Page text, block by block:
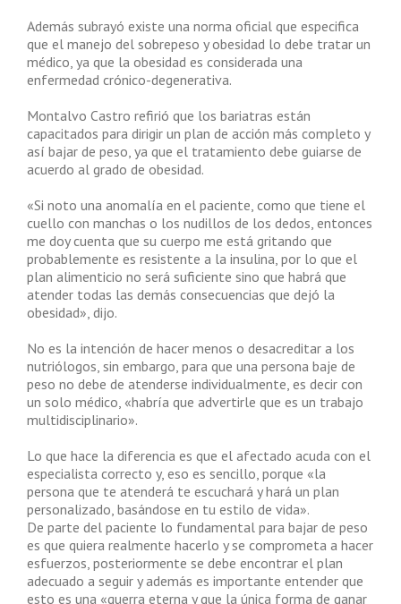
Además subrayó existe una norma oficial que especifica
que el manejo del sobrepeso y obesidad lo debe tratar un
médico, ya que la obesidad es considerada una
enfermedad crónico-degenerativa.
Montalvo Castro refirió que los bariatras están
capacitados para dirigir un plan de acción más completo y
así bajar de peso, ya que el tratamiento debe guiarse de
acuerdo al grado de obesidad.
«Si noto una anomalía en el paciente, como que tiene el
cuello con manchas o los nudillos de los dedos, entonces
me doy cuenta que su cuerpo me está gritando que
probablemente es resistente a la insulina, por lo que el
plan alimenticio no será suficiente sino que habrá que
atender todas las demás consecuencias que dejó la
obesidad», dijo.
No es la intención de hacer menos o desacreditar a los
nutriólogos, sin embargo, para que una persona baje de
peso no debe de atenderse individualmente, es decir con
un solo médico, «habría que advertirle que es un trabajo
multidisciplinario».
Lo que hace la diferencia es que el afectado acuda con el
especialista correcto y, eso es sencillo, porque «la
persona que te atenderá te escuchará y hará un plan
personalizado, basándose en tu estilo de vida».
De parte del paciente lo fundamental para bajar de peso
es que quiera realmente hacerlo y se comprometa a hacer
esfuerzos, posteriormente se debe encontrar el plan
adecuado a seguir y además es importante entender que
esto es una «guerra eterna y que la única forma de ganar